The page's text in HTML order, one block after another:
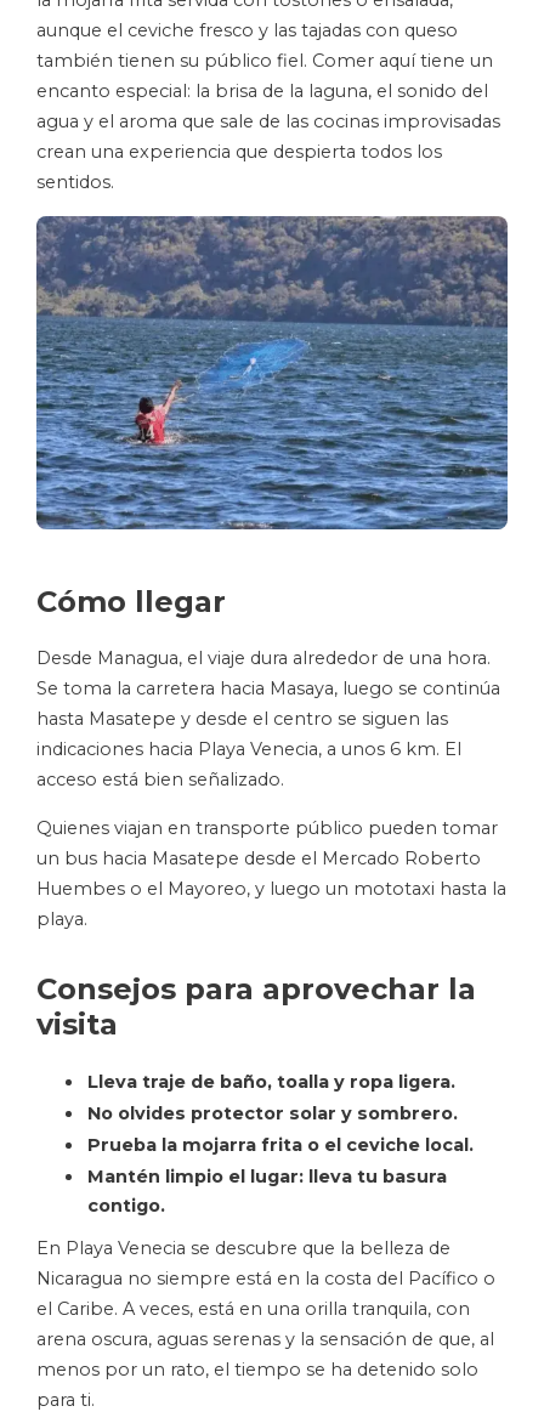
aunque el ceviche fresco y las tajadas con queso
también tienen su público fiel. Comer aquí tiene un
encanto especial: la brisa de la laguna, el sonido del
agua y el aroma que sale de las cocinas improvisadas
crean una experiencia que despierta todos los
sentidos.
Cómo llegar
Desde Managua, el viaje dura alrededor de una hora.
Se toma la carretera hacia Masaya, luego se continúa
hasta Masatepe y desde el centro se siguen las
indicaciones hacia Playa Venecia, a unos 6 km. El
acceso está bien señalizado.
Quienes viajan en transporte público pueden tomar
un bus hacia Masatepe desde el Mercado Roberto
Huembes o el Mayoreo, y luego un mototaxi hasta la
playa.
Consejos para aprovechar la
visita
Lleva traje de baño, toalla y ropa ligera.
No olvides protector solar y sombrero.
Prueba la mojarra frita o el ceviche local.
Mantén limpio el lugar: lleva tu basura
contigo.
En Playa Venecia se descubre que la belleza de
Nicaragua no siempre está en la costa del Pacífico o
el Caribe. A veces, está en una orilla tranquila, con
arena oscura, aguas serenas y la sensación de que, al
menos por un rato, el tiempo se ha detenido solo
para ti.